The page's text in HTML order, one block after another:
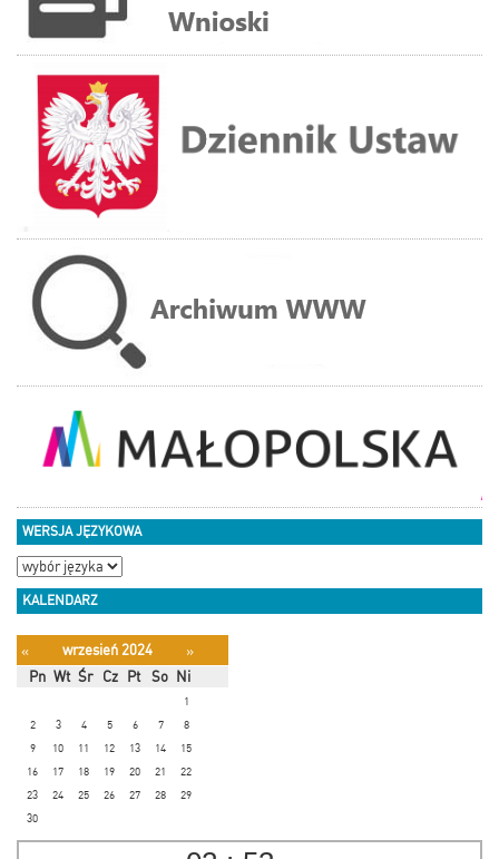
WERSJA JĘZYKOWA
KALENDARZ
« wrzesień 2024
»
Pn Wt Śr Cz Pt So Ni
1
2
3 4 5 6 7
8
9
10 11 12 13 14
15
16
17 18 19 20 21
22
23
24 25 26 27 28
29
30